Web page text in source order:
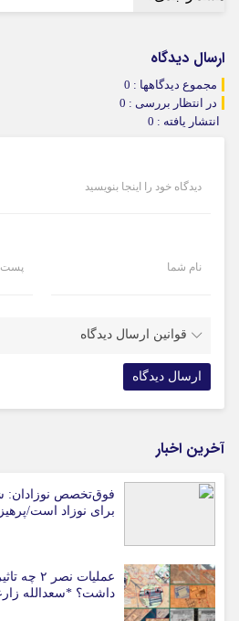
ارسال دیدگاه
مجموع دیدگاهها : 0
در انتظار بررسی : 0
انتشار یافته : 0
دیدگاه خود را اینجا بنویسید
نام شما پست
قوانین ارسال دیدگاه
آخرین اخبار
فوق‌تخصص نوزادان:
برای نوزاد است/
عملیات
داشت؟ *سعدالله